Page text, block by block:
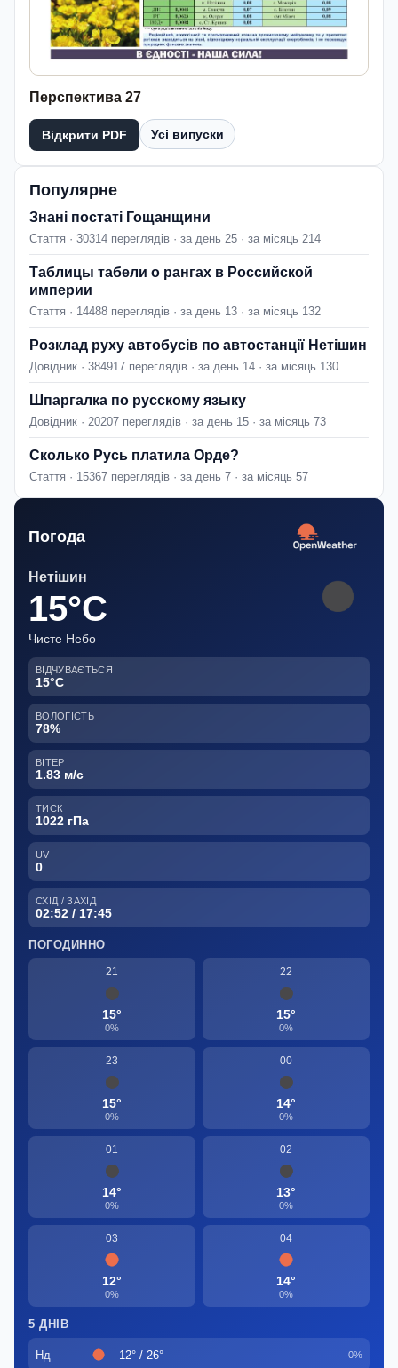
Перспектива 27
Відкрити PDF Усі випуски
Популярне
Знані постаті Гощанщини
Стаття · 30314 переглядів · за день 25 · за місяць 214
Таблицы табели о рангах в Российской
империи
Стаття · 14488 переглядів · за день 13 · за місяць 132
Розклад руху автобусів по автостанції Нетішин
Довідник · 384917 переглядів · за день 14 · за місяць 130
Шпаргалка по русскому языку
Довідник · 20207 переглядів · за день 15 · за місяць 73
Сколько Русь платила Орде?
Стаття · 15367 переглядів · за день 7 · за місяць 57
Погода
Нетішин
15°C
Чисте Небо
ВІДЧУВАЄТЬСЯ
15°C
ВОЛОГІСТЬ
78%
ВІТЕР
1.83 м/с
ТИСК
1022 гПа
UV
0
СХІД / ЗАХІД
02:52 / 17:45
ПОГОДИННО
21
15°
0%
22
15°
0%
23
15°
0%
00
14°
0%
01
14°
0%
02
13°
0%
03
12°
0%
04
14°
0%
5 ДНІВ
Нд 12° / 26° 0%